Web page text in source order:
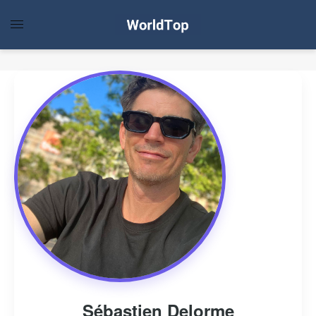
Sébastien Delorme